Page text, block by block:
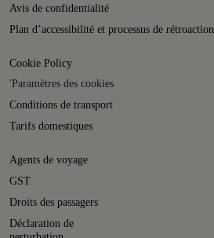
Avis de confidentialité
Plan d’accessibilité et processus de rétroaction
Cookie Policy
'Paramètres des cookies
Conditions de transport
Tarifs domestiques
Agents de voyage
GST
Droits des passagers
Déclaration de